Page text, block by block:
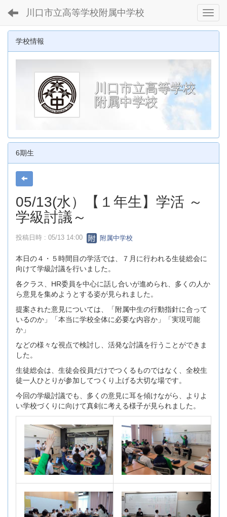
川口市立高等学校附属中学校
学校情報
川口市立高等学校
附属中学校
6期生
05/13(水）【１年生】学活 ～
学級討議～
投稿日時 : 05/13 14:00 附属中学校
本日の４・５時間目の学活では、７月に行われる生徒総会に
向けて学級討議を行いました。
各クラス、HR委員を中心に話し合いが進められ、多くの人か
ら意見を集めようとする姿が見られました。
提案された意見については、「附属中生の行動指針に合って
いるのか」「本当に学校全体に必要な内容か」「実現可能
か」
などの様々な視点で検討し、活発な討議を行うことができま
した。
生徒総会は、生徒会役員だけでつくるものではなく、全校生
徒一人ひとりが参加してつくり上げる大切な場です。
今回の学級討議でも、多くの意見に耳を傾けながら、よりよ
い学校づくりに向けて真剣に考える様子が見られました。